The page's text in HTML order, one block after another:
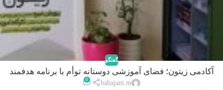
گفتگو
آکادمی زیتون؛ فضای آموزشی دوستانه توأم با برنامه هدفمند
babajani.m
0